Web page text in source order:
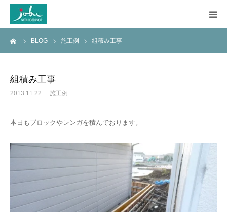
BLOG 施工例 組積み工事
組積み工事
2013.11.22 施工例
本日もブロックやレンガを積んでおります。
HOME
Q&A
BLOG